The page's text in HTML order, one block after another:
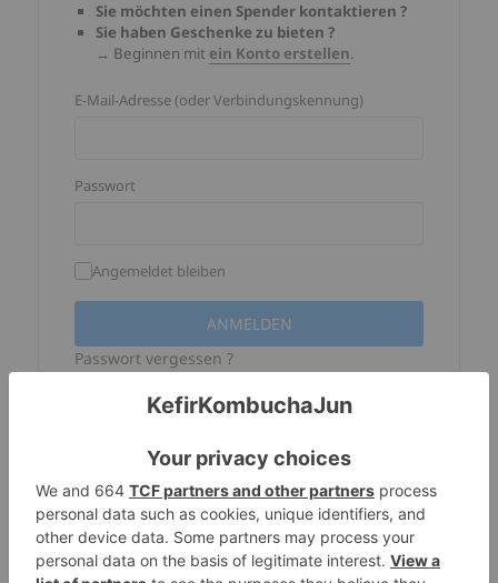
Sie möchten einen Spender kontaktieren ?
Sie haben Geschenke zu bieten ?
→ Beginnen mit ein Konto erstellen.
E-Mail-Adresse (oder Verbindungskennung)
Passwort
Angemeldet bleiben
Passwort vergessen ?
Facebook -Verbindung ist nicht
Wenn Sie Ihr Konto auf dieser Website
haben, Ihre Verbindungskennung
entspricht der Haupt -E -Mail -Adresse
Ihres Facebook -Kontos, Aber Sie haben
hier noch kein Passwort. Um eins zu
erstellen, Sie müssen nur das Verfahren